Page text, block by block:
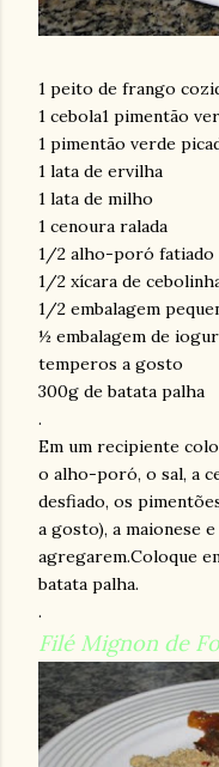
1 peito de frango
1 cebola1 pimentão
1 pimentão verde
1 lata de ervilha
1 lata de milho
1 cenoura ralada
1/2 alho-poró fatiado
1/2 xícara de
1/2 embalagem
½ embalagem de
temperos a gosto
300g de batata palha
.
Em um recipiente
o alho-poró, o sal, a
desfiado, os
a gosto), a maionese
agregarem.Coloque
batata palha.
.
Filé Mignon de